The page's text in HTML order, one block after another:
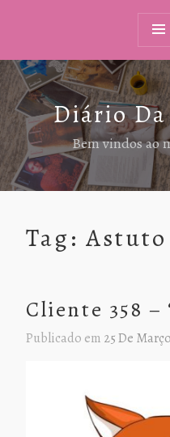
Diário
Bem vindos ao
Tag: Astuto
Cliente 358 –
Publicado em 25 De